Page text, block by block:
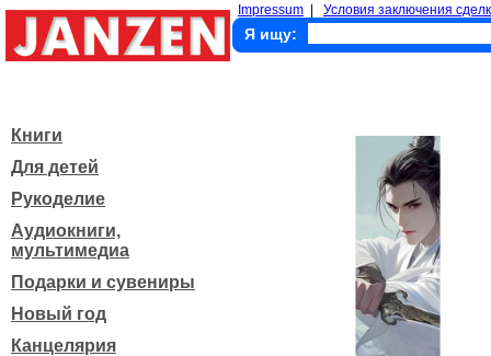
Impressum Условия заключения
Я ищу:
Книги
Для детей
Рукоделие
Аудиокниги,
мультимедиа
Подарки и сувениры
Новый год
Канцелярия